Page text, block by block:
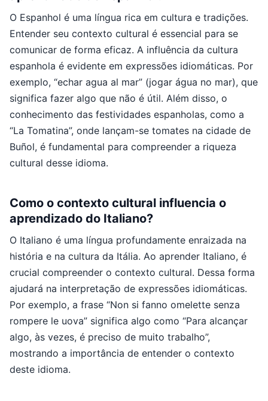
O Espanhol é uma língua rica em cultura e tradições.
Entender seu contexto cultural é essencial para se
comunicar de forma eficaz. A influência da cultura
espanhola é evidente em expressões idiomáticas. Por
exemplo, “echar agua al mar” (jogar água no mar), que
significa fazer algo que não é útil. Além disso, o
conhecimento das festividades espanholas, como a
“La Tomatina”, onde lançam-se tomates na cidade de
Buñol, é fundamental para compreender a riqueza
cultural desse idioma.
Como o contexto cultural influencia o
aprendizado do Italiano?
O Italiano é uma língua profundamente enraizada na
história e na cultura da Itália. Ao aprender Italiano, é
crucial compreender o contexto cultural. Dessa forma
ajudará na interpretação de expressões idiomáticas.
Por exemplo, a frase “Non si fanno omelette senza
rompere le uova” significa algo como “Para alcançar
algo, às vezes, é preciso de muito trabalho”,
mostrando a importância de entender o contexto
deste idioma.